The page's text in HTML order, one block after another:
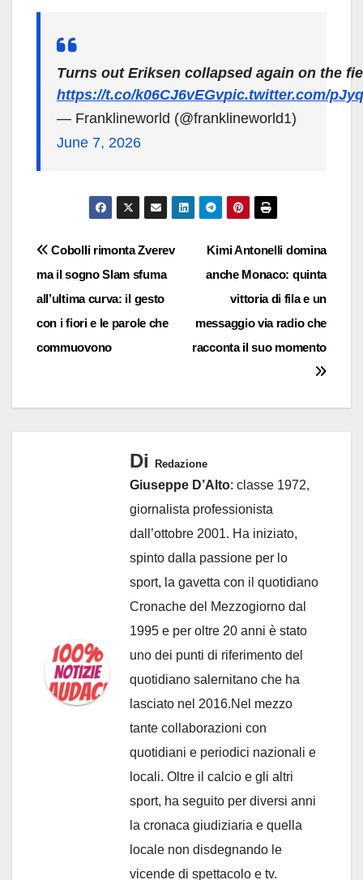
Turns out Eriksen collapsed again on the
https://t.co/k06CJ6vEGvpic.twitter.com/
— Franklineworld (@franklineworld1)
June 7, 2026
Navigazione
articoli
Kimi Antonelli domina
anche Monaco: quinta
vittoria di fila e un
messaggio via radio che
racconta il suo momento
Cobolli rimonta Zverev
ma il sogno Slam sfuma
all’ultima curva: il gesto
con i fiori e le parole che
commuovono
Di Redazione
Giuseppe D’Alto: classe 1972,
giornalista professionista
dall’ottobre 2001. Ha iniziato,
spinto dalla passione per lo
sport, la gavetta con il quotidiano
Cronache del Mezzogiorno dal
1995 e per oltre 20 anni è stato
uno dei punti di riferimento del
quotidiano salernitano che ha
lasciato nel 2016.Nel mezzo
tante collaborazioni con
quotidiani e periodici nazionali e
locali. Oltre il calcio e gli altri
sport, ha seguito per diversi anni
la cronaca giudiziaria e quella
locale non disdegnando le
vicende di spettacolo e tv.